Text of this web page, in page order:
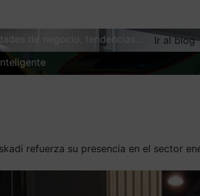
de negocio, tendencias…
Ir al blog
refuerza su presencia en el sector